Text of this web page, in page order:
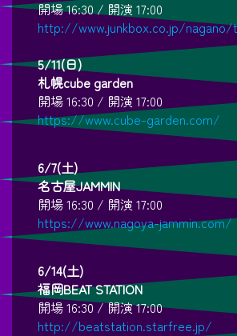
開場 16:30 / 開演 17:00
http://www.junkbox.co.jp/nagano/
5/11(日)
札幌cube garden
開場 16:30 / 開演 17:00
https://www.cube-garden.com/
6/7(土)
名古屋JAMMIN
開場 16:30 / 開演 17:00
https://www.nagoya-jammin.com/
6/14(土)
福岡BEAT STATION
開場 16:30 / 開演 17:00
http://beatstation.starfree.jp/